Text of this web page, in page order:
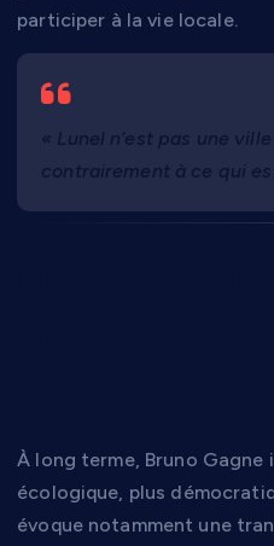
participer à la vie locale.
« Lunel n’est pas une
contrairement à ce qui
À long terme, Bruno Gagne
écologique, plus
évoque notamment une